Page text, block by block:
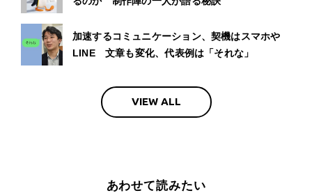
加速するコミュニケーション、契機はスマホや
LINE 文章も変化、代表例は「それな」
VIEW ALL
あわせて読みたい